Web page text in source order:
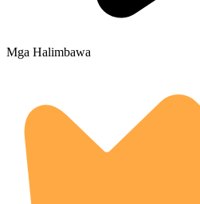
Mga Halimbawa